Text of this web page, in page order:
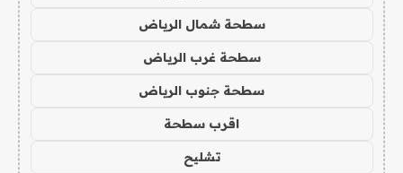
سطحة شمال الرياض
سطحة غرب الرياض
سطحة جنوب الرياض
اقرب سطحة
تشليح